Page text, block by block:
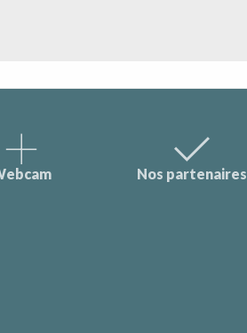
Nos partenaires